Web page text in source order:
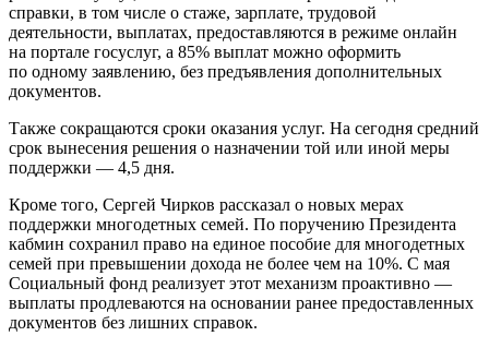
справки, в том числе о стаже, зарплате, трудовой
деятельности, выплатах, предоставляются в режиме онлайн
на портале госуслуг, а 85% выплат можно оформить
по одному заявлению, без предъявления дополнительных
документов.
Также сокращаются сроки оказания услуг. На сегодня средний
срок вынесения решения о назначении той или иной меры
поддержки — 4,5 дня.
Кроме того, Сергей Чирков рассказал о новых мерах
поддержки многодетных семей. По поручению Президента
кабмин сохранил право на единое пособие для многодетных
семей при превышении дохода не более чем на 10%. С мая
Социальный фонд реализует этот механизм проактивно —
выплаты продлеваются на основании ранее предоставленных
документов без лишних справок.